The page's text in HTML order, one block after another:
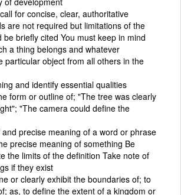
for concise, clear, authoritative
are not required but limitations of the
be briefly cited You must keep in mind
a thing belongs and whatever
particular object from all others in the
and identify essential qualities
form or outline of; "The tree was clearly
"The camera could define the
precise meaning of a word or phrase
precise meaning of something Be
the limits of the definition Take note of
if they exist
or clearly exhibit the boundaries of; to
as, to define the extent of a kingdom or